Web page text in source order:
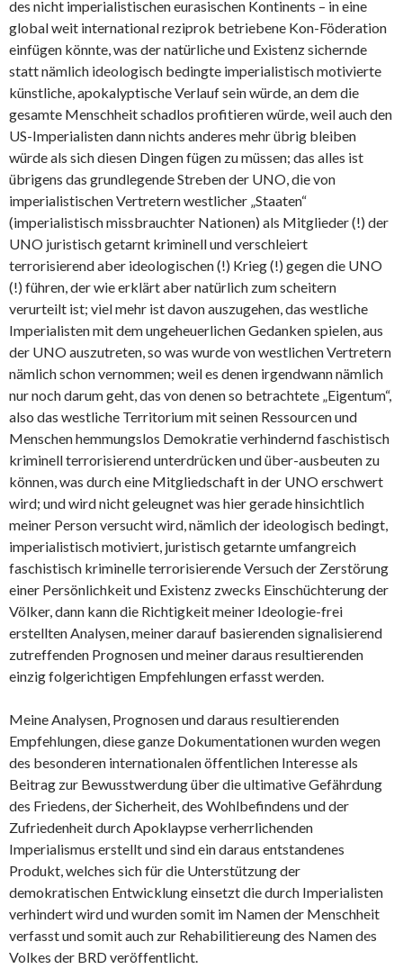
des nicht imperialistischen eurasischen Kontinents – in eine
global weit international reziprok betriebene Kon-Föderation
einfügen könnte, was der natürliche und Existenz sichernde
statt nämlich ideologisch bedingte imperialistisch motivierte
künstliche, apokalyptische Verlauf sein würde, an dem die
gesamte Menschheit schadlos profitieren würde, weil auch den
US-Imperialisten dann nichts anderes mehr übrig bleiben
würde als sich diesen Dingen fügen zu müssen; das alles ist
übrigens das grundlegende Streben der UNO, die von
imperialistischen Vertretern westlicher „Staaten“
(imperialistisch missbrauchter Nationen) als Mitglieder (!) der
UNO juristisch getarnt kriminell und verschleiert
terrorisierend aber ideologischen (!) Krieg (!) gegen die UNO
(!) führen, der wie erklärt aber natürlich zum scheitern
verurteilt ist; viel mehr ist davon auszugehen, das westliche
Imperialisten mit dem ungeheuerlichen Gedanken spielen, aus
der UNO auszutreten, so was wurde von westlichen Vertretern
nämlich schon vernommen; weil es denen irgendwann nämlich
nur noch darum geht, das von denen so betrachtete „Eigentum“,
also das westliche Territorium mit seinen Ressourcen und
Menschen hemmungslos Demokratie verhindernd faschistisch
kriminell terrorisierend unterdrücken und über-ausbeuten zu
können, was durch eine Mitgliedschaft in der UNO erschwert
wird; und wird nicht geleugnet was hier gerade hinsichtlich
meiner Person versucht wird, nämlich der ideologisch bedingt,
imperialistisch motiviert, juristisch getarnte umfangreich
faschistisch kriminelle terrorisierende Versuch der Zerstörung
einer Persönlichkeit und Existenz zwecks Einschüchterung der
Völker, dann kann die Richtigkeit meiner Ideologie-frei
erstellten Analysen, meiner darauf basierenden signalisierend
zutreffenden Prognosen und meiner daraus resultierenden
einzig folgerichtigen Empfehlungen erfasst werden.
Meine Analysen, Prognosen und daraus resultierenden
Empfehlungen, diese ganze Dokumentationen wurden wegen
des besonderen internationalen öffentlichen Interesse als
Beitrag zur Bewusstwerdung über die ultimative Gefährdung
des Friedens, der Sicherheit, des Wohlbefindens und der
Zufriedenheit durch Apoklaypse verherrlichenden
Imperialismus erstellt und sind ein daraus entstandenes
Produkt, welches sich für die Unterstützung der
demokratischen Entwicklung einsetzt die durch Imperialisten
verhindert wird und wurden somit im Namen der Menschheit
verfasst und somit auch zur Rehabilitiereung des Namen des
Volkes der BRD veröffentlicht.